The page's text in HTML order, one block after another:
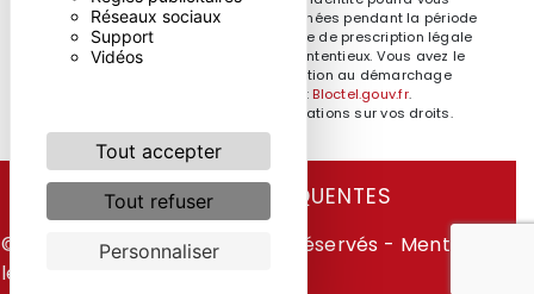
Réseaux sociaux
Support
Vidéos
Tout accepter
Tout refuser
Personnaliser
être demandé. Nous conservons vos données pendant la période
de prise de contact puis pendant la durée de prescription légale
aux fins probatoires et de gestion des contentieux. Vous avez le
droit de vous inscrire sur la liste d'opposition au démarchage
téléphonique, disponible à cette adresse:Bloctel.gouv.fr.
Consultez le site cnil.fr pour plus d’informations sur vos droits.
RECHERCHES FRÉQUENTES
© - 2026 - Tous droits réservés - Mentions
légales